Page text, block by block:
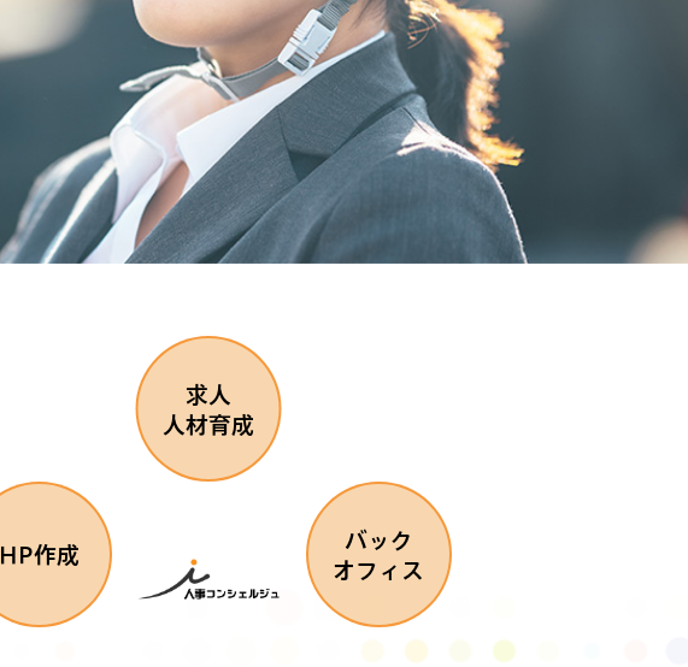
求人
人材育成
バック
オフィス
HP作成